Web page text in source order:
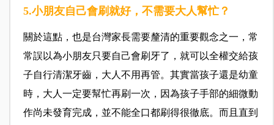
5.小朋友自己會刷就好，不需要大人幫忙？
關於這點，也是台灣家長需要釐清的重要觀念之一，常
常誤以為小朋友只要自己會刷牙了，就可以全權交給孩
子自行清潔牙齒，大人不用再管。其實當孩子還是幼童
時，大人一定要幫忙再刷一次，因為孩子手部的細微動
作尚未發育完成，並不能全口都刷得很徹底。而且直到